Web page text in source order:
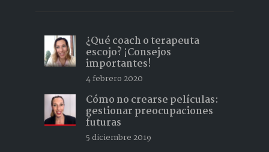
¿Qué coach o terapeuta
escojo? ¡Consejos
importantes!
4 febrero 2020
Cómo no crearse películas:
gestionar preocupaciones
futuras
5 diciembre 2019